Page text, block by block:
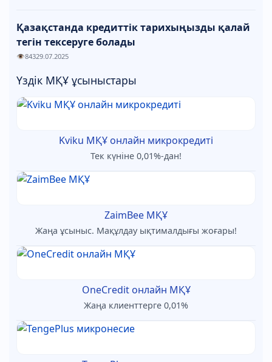
Қазақстанда кредиттік тарихыңызды қалай
тегін тексеруге болады
84329.07.2025
Үздік МҚҰ ұсыныстары
Kviku МҚҰ онлайн микрокредиті
Тек күніне 0,01%-дан!
ZaimBee МҚҰ
Жаңа ұсыныс. Мақұлдау ықтималдығы жоғары!
OneCredit онлайн МҚҰ
Жаңа клиенттерге 0,01%